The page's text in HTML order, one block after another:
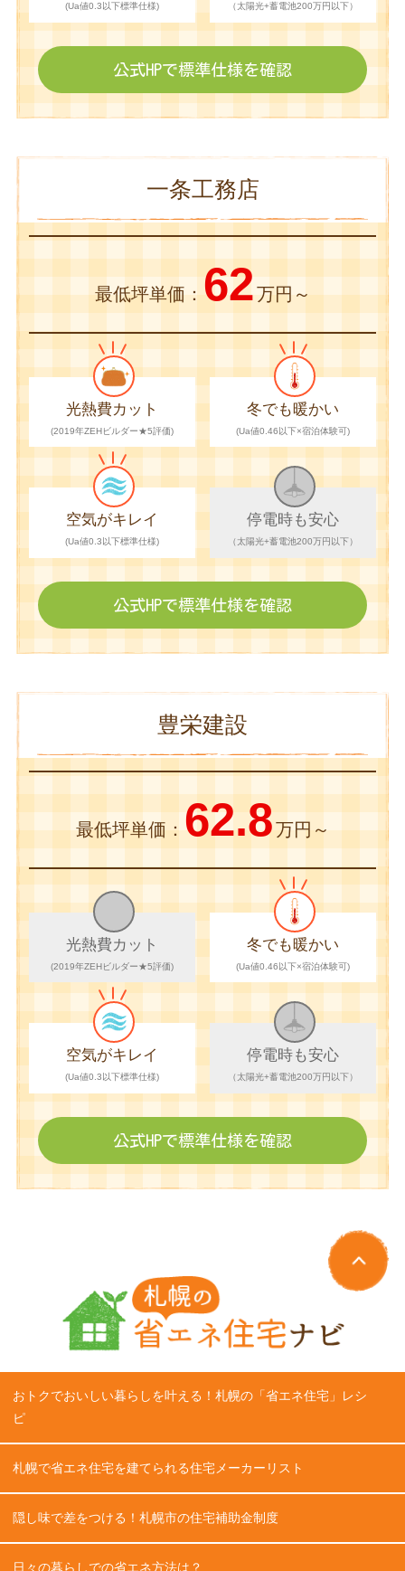
(Ua値0.3以下標準仕様) （太陽光+蓄電池200万円以下）
公式HPで標準仕様を確認
一条工務店
最低坪単価： 62万円～
光熱費カット
(2019年ZEHビルダー★5評価)
冬でも暖かい
(Ua値0.46以下×宿泊体験可)
空気がキレイ
(Ua値0.3以下標準仕様)
停電時も安心
（太陽光+蓄電池200万円以下）
公式HPで標準仕様を確認
豊栄建設
最低坪単価： 62.8万円～
光熱費カット
(2019年ZEHビルダー★5評価)
冬でも暖かい
(Ua値0.46以下×宿泊体験可)
空気がキレイ
(Ua値0.3以下標準仕様)
停電時も安心
（太陽光+蓄電池200万円以下）
公式HPで標準仕様を確認
おトクでおいしい暮らしを叶える！札幌の「省エネ住宅」レシ
ピ
札幌で省エネ住宅を建てられる住宅メーカーリスト
隠し味で差をつける！札幌市の住宅補助金制度
日々の暮らしでの省エネ方法は？